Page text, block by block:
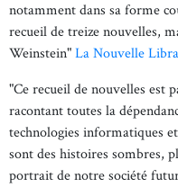
notamment dans sa forme
recueil de treize nouvelles,
Weinstein"La Nouvelle
"Ce recueil de nouvelles est
racontant toutes la
technologies informatiques
sont des histoires sombres,
portrait de notre société